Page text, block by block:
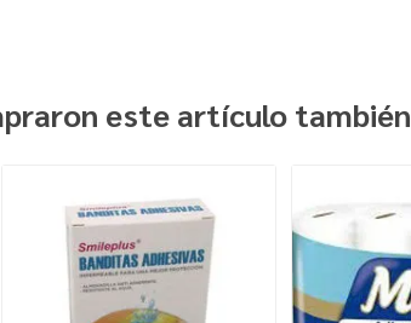
este artículo